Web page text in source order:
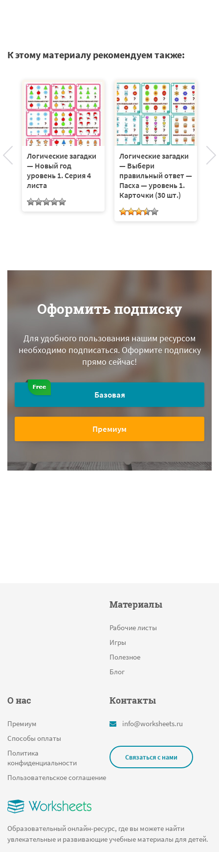
К этому материалу рекомендуем также:
Логические загадки
— Новый год
уровень 1. Серия 4
листа
Логические загадки
— Выбери
правильный ответ —
Пасха — уровень 1.
Карточки (30 шт.)
—
Оформить подписку
Для удобного пользования нашим ресурсом
необходимо подписаться.Оформите подписку
прямо сейчас!
Базовая
Премиум
Образовательный онлайн-ресурс, где вы можете найти
увлекательные и развивающие учебные материалы для детей.
Материалы
Рабочие листы
Игры
Полезное
Блог
О нас
Премиум
Способы оплаты
Политика
конфиденциальности
Пользовательское соглашение
Контакты
info@worksheets.ru
Связаться с нами